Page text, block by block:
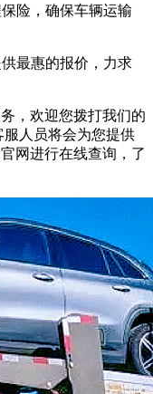
险，确保车辆运输
最惠的报价，力求
，欢迎您拨打我们的
人员将会为您提供
网进行在线查询，了